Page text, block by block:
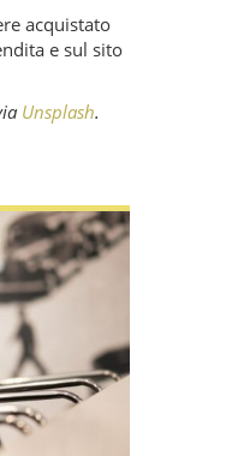
acquistato
e sul sito
Unsplash.